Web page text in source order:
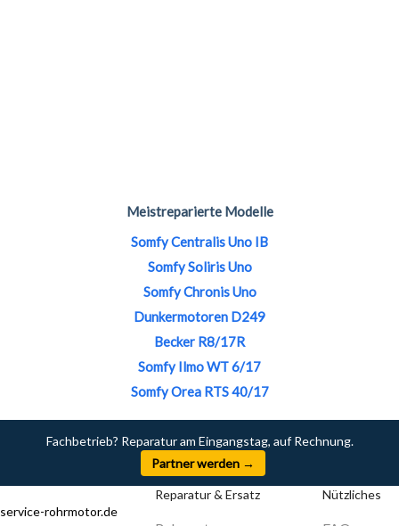
Meistreparierte Modelle
Somfy Centralis Uno IB
Somfy Soliris Uno
Somfy Chronis Uno
Dunkermotoren D249
Becker R8/17R
Somfy Ilmo WT 6/17
Somfy Orea RTS 40/17
Fachbetrieb? Reparatur am Eingangstag, auf Rechnung.
Partner werden →
service-rohrmotor.de
Reparatur & Ersatz Nützliches